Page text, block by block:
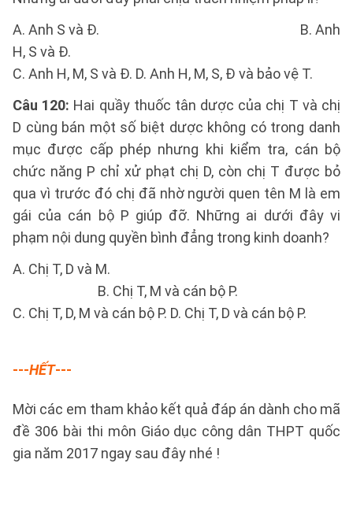
A. Anh S và Đ. B. Anh
H, S và Đ.
C. Anh H, M, S và Đ. D. Anh H, M, S, Đ và bảo vệ T.
Câu 120: Hai quầy thuốc tân dược của chị T và chị
D cùng bán một số biệt dược không có trong danh
mục được cấp phép nhưng khi kiểm tra, cán bộ
chức năng P chỉ xử phạt chị D, còn chị T được bỏ
qua vì trước đó chị đã nhờ người quen tên M là em
gái của cán bộ P giúp đỡ. Những ai dưới đây vi
phạm nội dung quyền bình đẳng trong kinh doanh?
A. Chị T, D và M.
B. Chị T, M và cán bộ P.
C. Chị T, D, M và cán bộ P. D. Chị T, D và cán bộ P.
---HẾT---
Mời các em tham khảo kết quả đáp án dành cho mã
đề 306 bài thi môn Giáo dục công dân THPT quốc
gia năm 2017 ngay sau đây nhé !